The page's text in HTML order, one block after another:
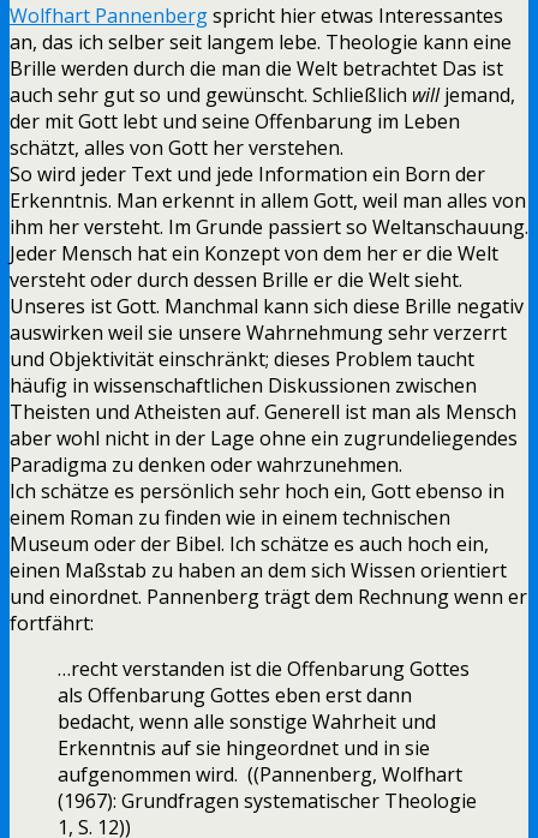
Wolfhart Pannenbergspricht hier etwas Interessantes
an, das ich selber seit langem lebe. Theologie kann eine
Brille werden durch die man die Welt betrachtet Das ist
auch sehr gut so und gewünscht. Schließlich willjemand,
der mit Gott lebt und seine Offenbarung im Leben
schätzt, alles von Gott her verstehen.
So wird jeder Text und jede Information ein Born der
Erkenntnis. Man erkennt in allem Gott, weil man alles von
ihm her versteht. Im Grunde passiert so Weltanschauung.
Jeder Mensch hat ein Konzept von dem her er die Welt
versteht oder durch dessen Brille er die Welt sieht.
Unseres ist Gott. Manchmal kann sich diese Brille negativ
auswirken weil sie unsere Wahrnehmung sehr verzerrt
und Objektivität einschränkt; dieses Problem taucht
häufig in wissenschaftlichen Diskussionen zwischen
Theisten und Atheisten auf. Generell ist man als Mensch
aber wohl nicht in der Lage ohne ein zugrundeliegendes
Paradigma zu denken oder wahrzunehmen.
Ich schätze es persönlich sehr hoch ein, Gott ebenso in
einem Roman zu finden wie in einem technischen
Museum oder der Bibel. Ich schätze es auch hoch ein,
einen Maßstab zu haben an dem sich Wissen orientiert
und einordnet. Pannenberg trägt dem Rechnung wenn er
fortfährt:
…recht verstanden ist die Offenbarung Gottes
als Offenbarung Gottes eben erst dann
bedacht, wenn alle sonstige Wahrheit und
Erkenntnis auf sie hingeordnet und in sie
aufgenommen wird. ((Pannenberg, Wolfhart
(1967): Grundfragen systematischer Theologie
1, S. 12))